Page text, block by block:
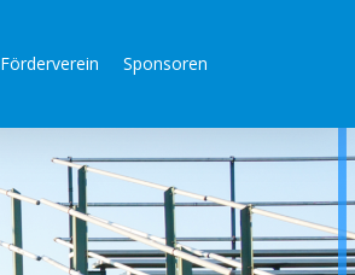
Förderverein Sponsoren